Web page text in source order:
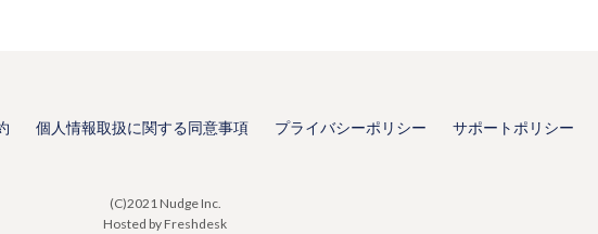
個人情報取扱に関する同意事項 プライバシーポリシー サポートポリシー
(C)2021 Nudge Inc.
Hosted by Freshdesk